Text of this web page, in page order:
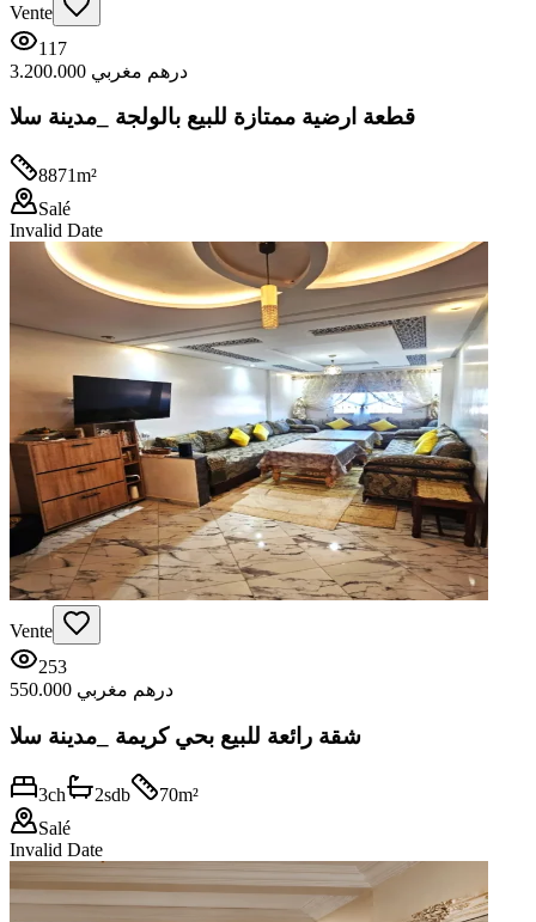
Vente
117
3.200.000 درهم مغربي
قطعة ارضية ممتازة للبيع بالولجة _مدينة سلا
8871m²
Salé
Invalid Date
Vente
253
550.000 درهم مغربي
شقة رائعة للبيع بحي كريمة _مدينة سلا
3ch 2sdb 70m²
Salé
Invalid Date